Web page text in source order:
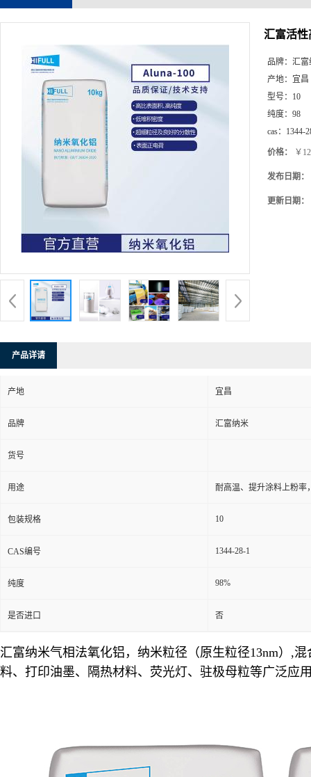
汇富活性
品牌： 汇富
产地： 宜昌
型号： 10
纯度： 98
cas： 1344-
价格： ￥
发布日期：
更新日期：
产品详请
产地 宜昌
品牌 汇富纳米
货号
用途 耐高温、提升涂料上粉率
包装规格 10
CAS编号 1344-28-1
纯度 98%
是否进口 否
汇富纳米气相法氧化铝，纳米粒径（原生粒径13nm）,
料、打印油墨、隔热材料、荧光灯、驻极母粒等广泛应